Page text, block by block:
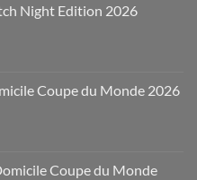
Night Edition 2026
Coupe du Monde 2026
Coupe du Monde